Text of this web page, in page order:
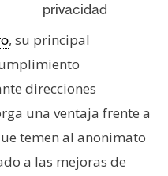
privacidad
, su principal
direcciones
una ventaja frente a
temen al anonimato
a las mejoras de